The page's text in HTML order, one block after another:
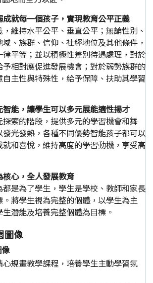
成就每一個孩子，實現教育公平正義
維持水平公平、垂直公平；無論性別、
、族群、信仰、社經地位及其他條件，
平等；並以積極性差別待遇處理，對於
予相對應促進發展機會；對於弱勢族群的
主性與特殊性，給予保障、扶助其學習
智能，讓學生可以多元展能適性揚才
探索的階段，提供多元的學習機會和舞
發光發熱，各種不同優勢智能孩子都可以
和喜悅，維持高度的學習動機，享受高
核心，全人發展教育
是為了學生，學生是學校、教師和家長
。將學生視為完整的個體，以學生為主
潛能及培養完整個體為目標。
圖像
規畫教學課程，培養學生主動學習氛